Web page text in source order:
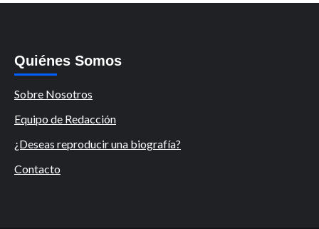
Quiénes Somos
Sobre Nosotros
Equipo de Redacción
¿Deseas reproducir una biografía?
Contacto